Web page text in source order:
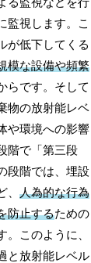
監視します。こ
が低下してくる
模な設備や頻繁
らです。そして
物の放射能レベ
や環境への影響
階で「第三段
段階では、埋設
、人為的な行為
防止するための
。このように、
と放射能レベル